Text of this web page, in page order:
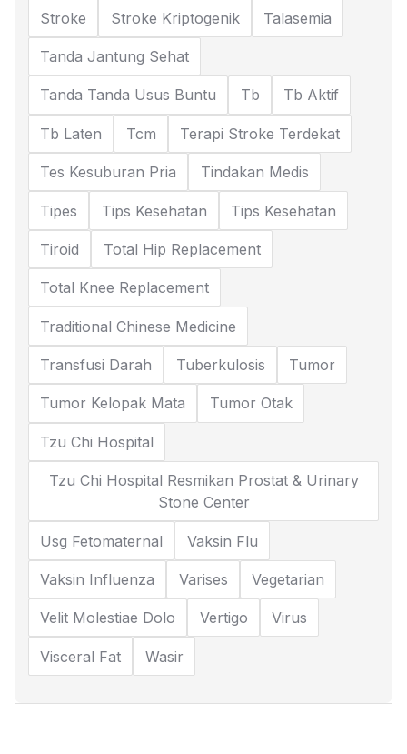
Stroke Stroke Kriptogenik Talasemia
Tanda Jantung Sehat
Tanda Tanda Usus Buntu Tb Tb Aktif
Tb Laten Tcm Terapi Stroke Terdekat
Tes Kesuburan Pria Tindakan Medis
Tipes Tips Kesehatan Tips Kesehatan
Tiroid Total Hip Replacement
Total Knee Replacement
Traditional Chinese Medicine
Transfusi Darah Tuberkulosis Tumor
Tumor Kelopak Mata Tumor Otak
Tzu Chi Hospital
Tzu Chi Hospital Resmikan Prostat & Urinary
Stone Center
Usg Fetomaternal Vaksin Flu
Vaksin Influenza Varises Vegetarian
Velit Molestiae Dolo Vertigo Virus
Visceral Fat Wasir